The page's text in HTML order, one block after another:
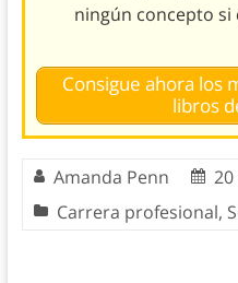
ningún concepto
Consigue ahora los
libros
Amanda Penn
Carrera profesional,